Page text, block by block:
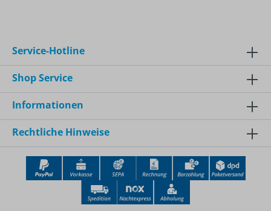
Service-Hotline
Shop Service
Informationen
Rechtliche Hinweise